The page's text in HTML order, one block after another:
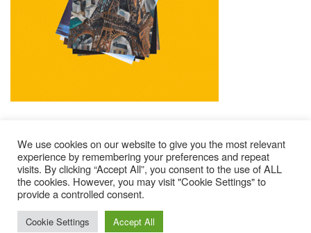
Mentions Légales Contacts
Où Trouver Poly ?
Lire Les Anciens N°
S’abonner À Poly
© 2025 – Magazine Poly – BKN
We use cookies on our website to give you the most relevant
experience by remembering your preferences and repeat
visits. By clicking “Accept All”, you consent to the use of ALL
the cookies. However, you may visit "Cookie Settings" to
provide a controlled consent.
Cookie Settings Accept All